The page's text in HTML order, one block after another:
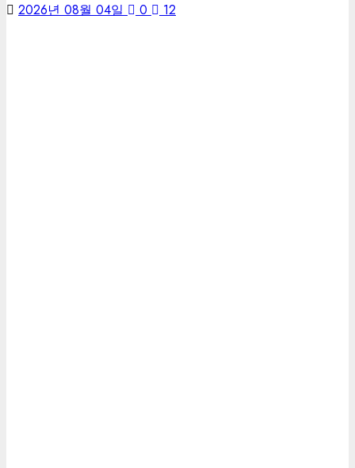
2026년 08월 04일 0 12